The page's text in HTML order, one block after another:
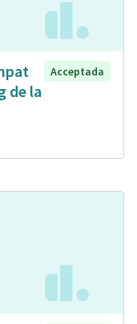
de la
Acceptada